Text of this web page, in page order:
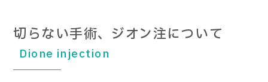
切らない手術、ジオン注について